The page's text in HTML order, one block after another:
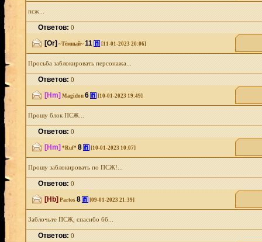
псж...
Ответов:0
[Or] ~Тёмный~ 11 [i] [11-01-2023 20:06]
Просьба заблокировать персонажа...
Ответов:0
[Hm] Magidon 6 [i] [10-01-2023 19:49]
Прошу блок ПСЖ...
Ответов:0
[Hm] *Ruf* 8 [i] [10-01-2023 10:07]
Прошу заблокировать по ПСЖ!...
Ответов:0
[Hb] Partos 8 [i] [09-01-2023 21:39]
Заблочьте ПСЖ, спасибо бб...
Ответов:0